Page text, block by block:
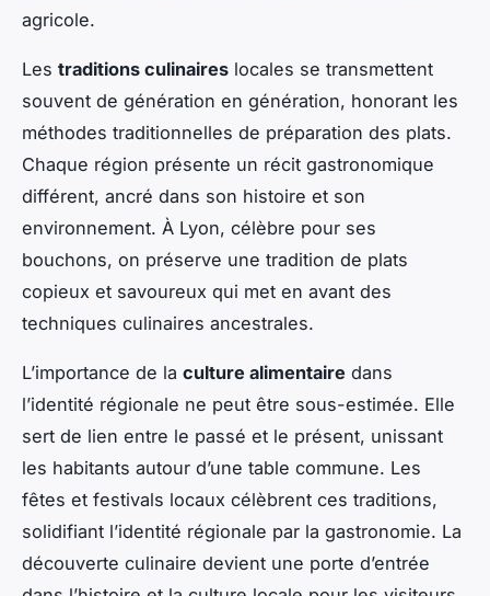
agricole.
Les traditions culinaires locales se transmettent
souvent de génération en génération, honorant les
méthodes traditionnelles de préparation des plats.
Chaque région présente un récit gastronomique
différent, ancré dans son histoire et son
environnement. À Lyon, célèbre pour ses
bouchons, on préserve une tradition de plats
copieux et savoureux qui met en avant des
techniques culinaires ancestrales.
L’importance de la culture alimentaire dans
l’identité régionale ne peut être sous-estimée. Elle
sert de lien entre le passé et le présent, unissant
les habitants autour d’une table commune. Les
fêtes et festivals locaux célèbrent ces traditions,
solidifiant l’identité régionale par la gastronomie. La
découverte culinaire devient une porte d’entrée